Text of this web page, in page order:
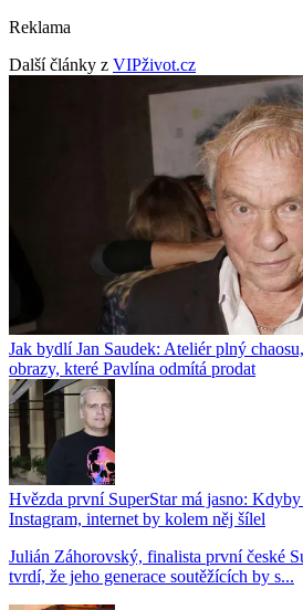
Reklama
Další články z VIPživot.cz
Jak bydlí Jan Saudek: Ateliér plný
obrazy, které Pavlína odmítá prodat
Hvězda první SuperStar má jasno:
Instagram, internet by kolem něj šílel
Julián Záhorovský, finalista první české
tvrdí, že jeho generace soutěžících by s...